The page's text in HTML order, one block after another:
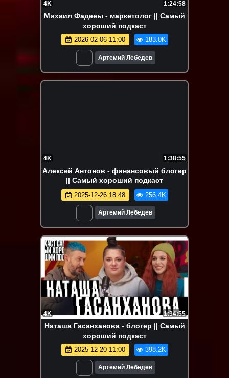
4K 1:24:58
Михаил Фадееы - маркетолог || Самый
хороший подкаст
2026-02-06 11:00 183.0K
Артемий Лебедев
4K 1:38:55
Алексей Антонов - финансовый блогер
|| Самый хороший подкаст
2025-12-26 18:48 256.4K
Артемий Лебедев
4K 1:34:55
Наташа Гасанханова - блогер || Самый
хороший подкаст
2025-12-20 11:00 398.2K
Артемий Лебедев